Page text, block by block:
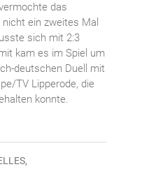
das
ein zweites Mal
sich mit 2:3
kam es im Spiel um
deutschen Duell mit
TV Lipperode, die
konnte.
,